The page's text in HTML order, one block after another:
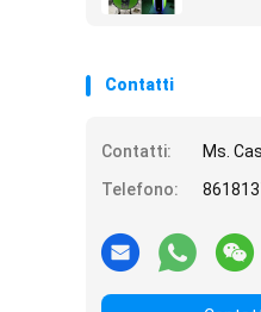
Contatti
Contatti:
Ms.
Telefono: